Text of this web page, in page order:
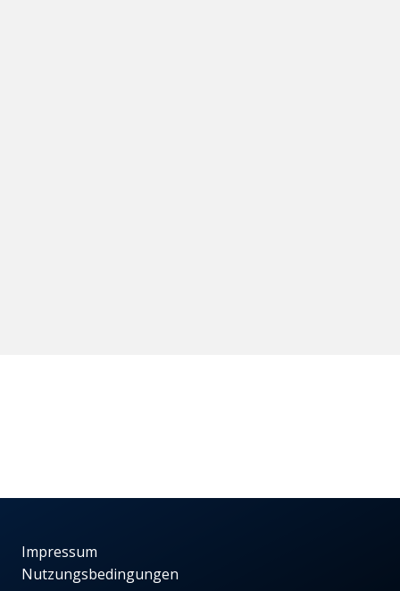
Impressum
Nutzungsbedingungen